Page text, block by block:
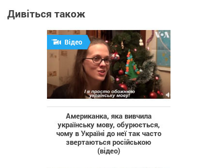
Дивіться також
Відео
Американка, яка вивчила
українську мову, обурюється,
чому в Україні до неї так часто
звертаються російською
(відео)